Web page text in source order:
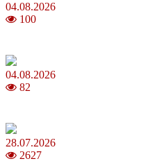
04.08.2026
100
04.08.2026
82
28.07.2026
2627